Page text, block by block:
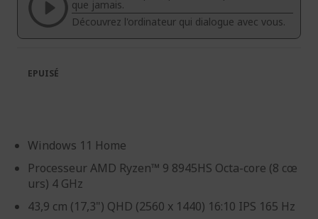
galerie
d’images
Galerie
d’images
que jamais.
Découvrez l'ordinateur qui dialogue avec vous.
Windows 11 Home
Processeur AMD Ryzen™ 9 8945HS Octa-core (8 cœ
urs) 4 GHz
43,9 cm (17,3") QHD (2560 x 1440) 16:10 IPS 165 Hz
EPUISÉ